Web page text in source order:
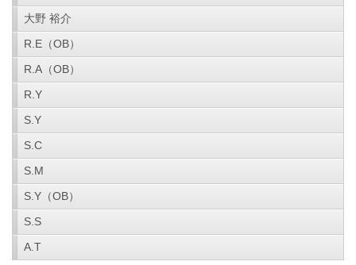
大野 裕介
R.E（OB）
R.A（OB）
R.Y
S.Y
S.C
S.M
S.Y（OB）
S.S
A.T